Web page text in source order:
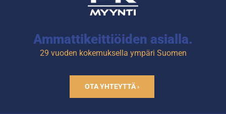
Sähköteho: 0,4 kW / 230 V.
Ammattikeittiöiden asialla.
29 vuoden kokemuksella ympäri Suomen
OTA YHTEYTTÄ ›